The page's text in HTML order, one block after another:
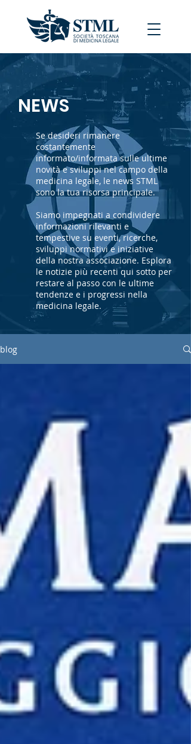
NEWS
Se desideri rimanere
costantemente
informato/informata sulle ultime
novità e sviluppi nel campo della
medicina legale, le news STML
sono la tua risorsa principale.
Siamo impegnati a condividere
informazioni rilevanti e
tempestive su eventi, ricerche,
sviluppi normativi e iniziative
della nostra associazione. Esplora
le notizie più recenti qui sotto per
restare al passo con le ultime
tendenze e i progressi nella
medicina legale.
blog